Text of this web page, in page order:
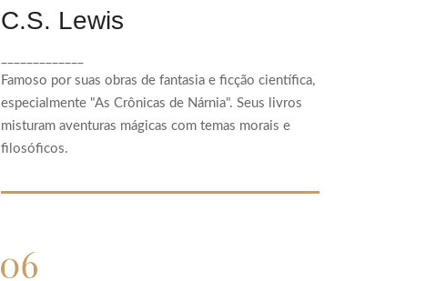
C.S. Lewis
Famoso por suas obras de fantasia e ficção científica,
especialmente "As Crônicas de Nárnia". Seus livros
misturam aventuras mágicas com temas morais e
filosóficos.
C.S. Lewis
científica, especialmente "As Crônicas de
Nárnia". Seus livros misturam aventuras
mágicas com temas morais e filosóficos.